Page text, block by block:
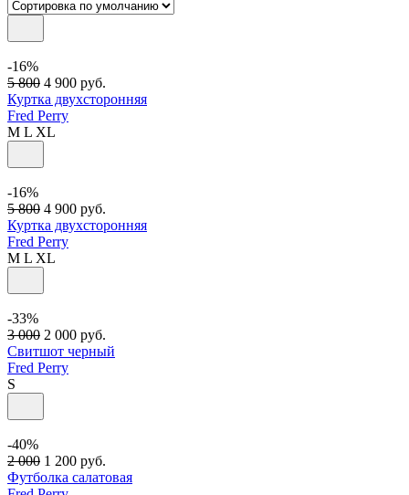
-16%
5 800 4 900 руб.
Куртка двухсторонняя
Fred Perry
M L XL
-16%
5 800 4 900 руб.
Куртка двухсторонняя
Fred Perry
M L XL
-33%
3 000 2 000 руб.
Свитшот черный
Fred Perry
S
-40%
2 000 1 200 руб.
Футболка салатовая